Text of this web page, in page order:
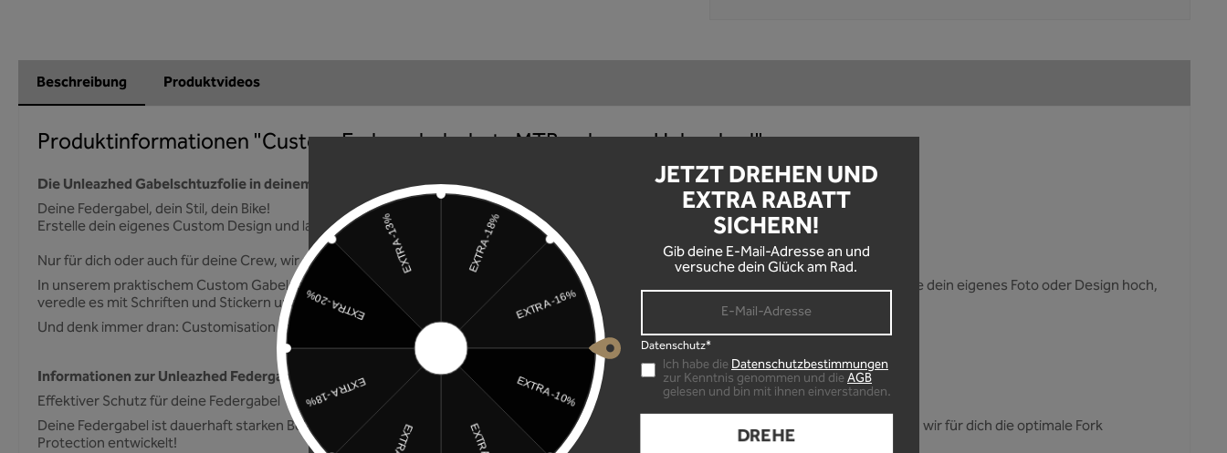
Beschreibung Produktvideos
Produktinformationen "Custom Federgabelschutz MTB - glossy - Unleazhed"
Die Unleazhed Gabelschtuzfolie in deinem eigenem Custom Design!
Deine Federgabel, dein Stil, dein Bike!
Erstelle dein eigenes Custom Design und lasse dir einen Original Unleazhed Custom Federgabelschutz herstellen.
Nur für dich oder auch für deine Crew, wir machen es möglich!
In unserem praktischem Custom Gabelschutzfolien Generator, hast du die Möglichkeit individuelle Designs spielend leicht zu erstellen. Lade dein eigenes Foto oder Design hoch,
veredle es mit Schriften und Stickern und wir produzieren es für dich ab einem Stück in Original Unleazhed Qualität!
Und denk immer dran: Customisation has no Limit!
Informationen zur Unleazhed Federgabelschutzfolie:
Effektiver Schutz für deine Federgabel
Deine Federgabel ist dauerhaft starken Belastungen und äußeren Einflüssen ausgesetzt. Um diesen Belastungen entgegenzuwirken haben wir für dich die optimale Fork
Protection entwickelt!
JETZT DREHEN UND
EXTRA RABATT
SICHERN!
Gib deine E-Mail-Adresse an und
versuche dein Glück am Rad.
Datenschutz*
Ich habe die Datenschutzbestimmungen
zur Kenntnis genommen und die AGB
gelesen und bin mit ihnen einverstanden.
DREHE